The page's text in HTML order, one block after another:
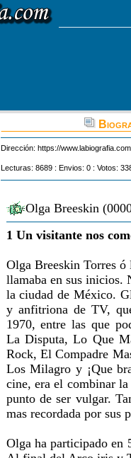
Dirección: https://
Lecturas: 8689 : Envios: 0 : Votos:
Olga Breeskin
1 Un visitante nos
Olga Breeskin Torres
llamaba en sus inicios.
la ciudad de México.
y anfitriona de TV,
1970, entre las que
La Disputa, Lo Que
Rock, El Compadre
Los Milagro y ¡Que
cine, era el combinar
punto de ser vulgar.
mas recordada por sus
Olga ha participado